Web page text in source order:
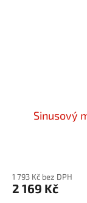
Sinusový
1 793 Kč bez DPH
2 169 Kč